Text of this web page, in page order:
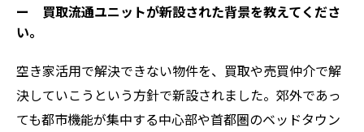
ー 買取流通ユニットが新設された背景を教えてくださ
い。
空き家活用で解決できない物件を、買取や売買仲介で解
決していこうという方針で新設されました。郊外であっ
ても都市機能が集中する中心部や首都圏のベッドタウン